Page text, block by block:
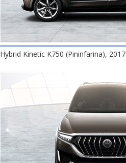
Hybrid Kinetic K750 (Pininfarina), 2017